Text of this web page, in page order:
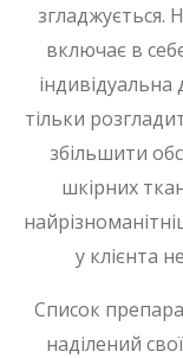
згладжується.
включає в
тільки
збільшити
шкірних
у клієнта
Список
наділений